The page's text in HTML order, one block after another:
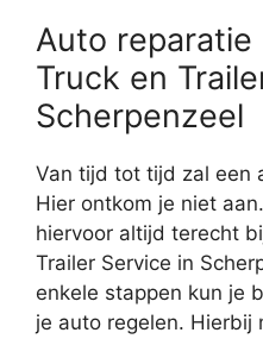
Auto
Truck en
Scherpenzeel
Van tijd tot tijd zal een
Hier ontkom je niet
hiervoor altijd terecht
Trailer Service in
enkele stappen kun je
je auto regelen.